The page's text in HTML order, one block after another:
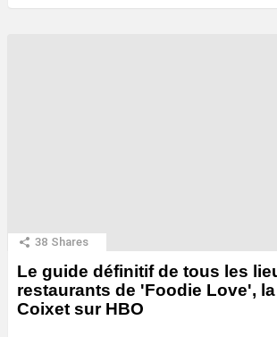
38 Shares
Le guide définitif de tous les
restaurants de 'Foodie Love',
Coixet sur HBO